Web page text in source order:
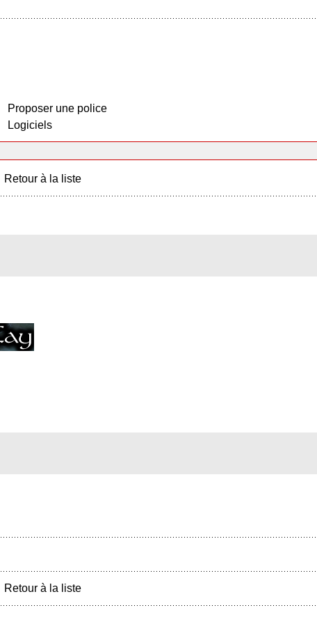
Proposer une police
Logiciels
Retour à la liste
Retour à la liste